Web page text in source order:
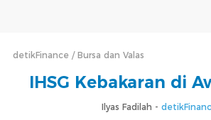
detikFinance Bursa dan Valas
IHSG Kebakaran di
Ilyas Fadilah -